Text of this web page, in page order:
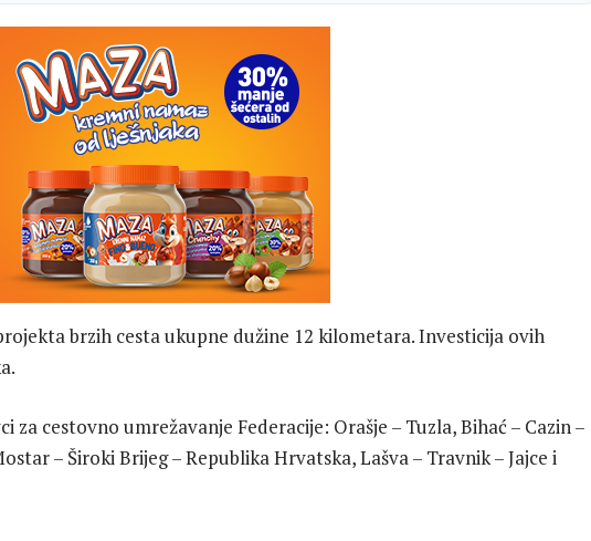
brzih cesta ukupne dužine 12 kilometara. Investicija ovih
cestovno umrežavanje Federacije: Orašje – Tuzla, Bihać – Cazin –
– Široki Brijeg – Republika Hrvatska, Lašva – Travnik – Jajce i